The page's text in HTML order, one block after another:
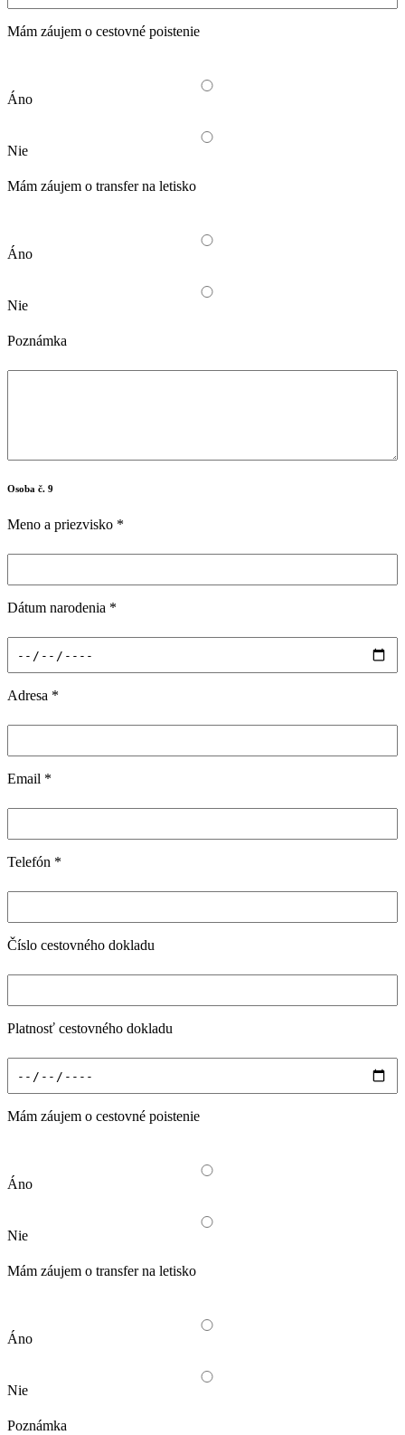
Mám záujem o cestovné poistenie
Áno
Nie
Mám záujem o transfer na letisko
Áno
Nie
Poznámka
Osoba č. 9
Meno a priezvisko *
Dátum narodenia *
Adresa *
Email *
Telefón *
Číslo cestovného dokladu
Platnosť cestovného dokladu
Mám záujem o cestovné poistenie
Áno
Nie
Mám záujem o transfer na letisko
Áno
Nie
Poznámka